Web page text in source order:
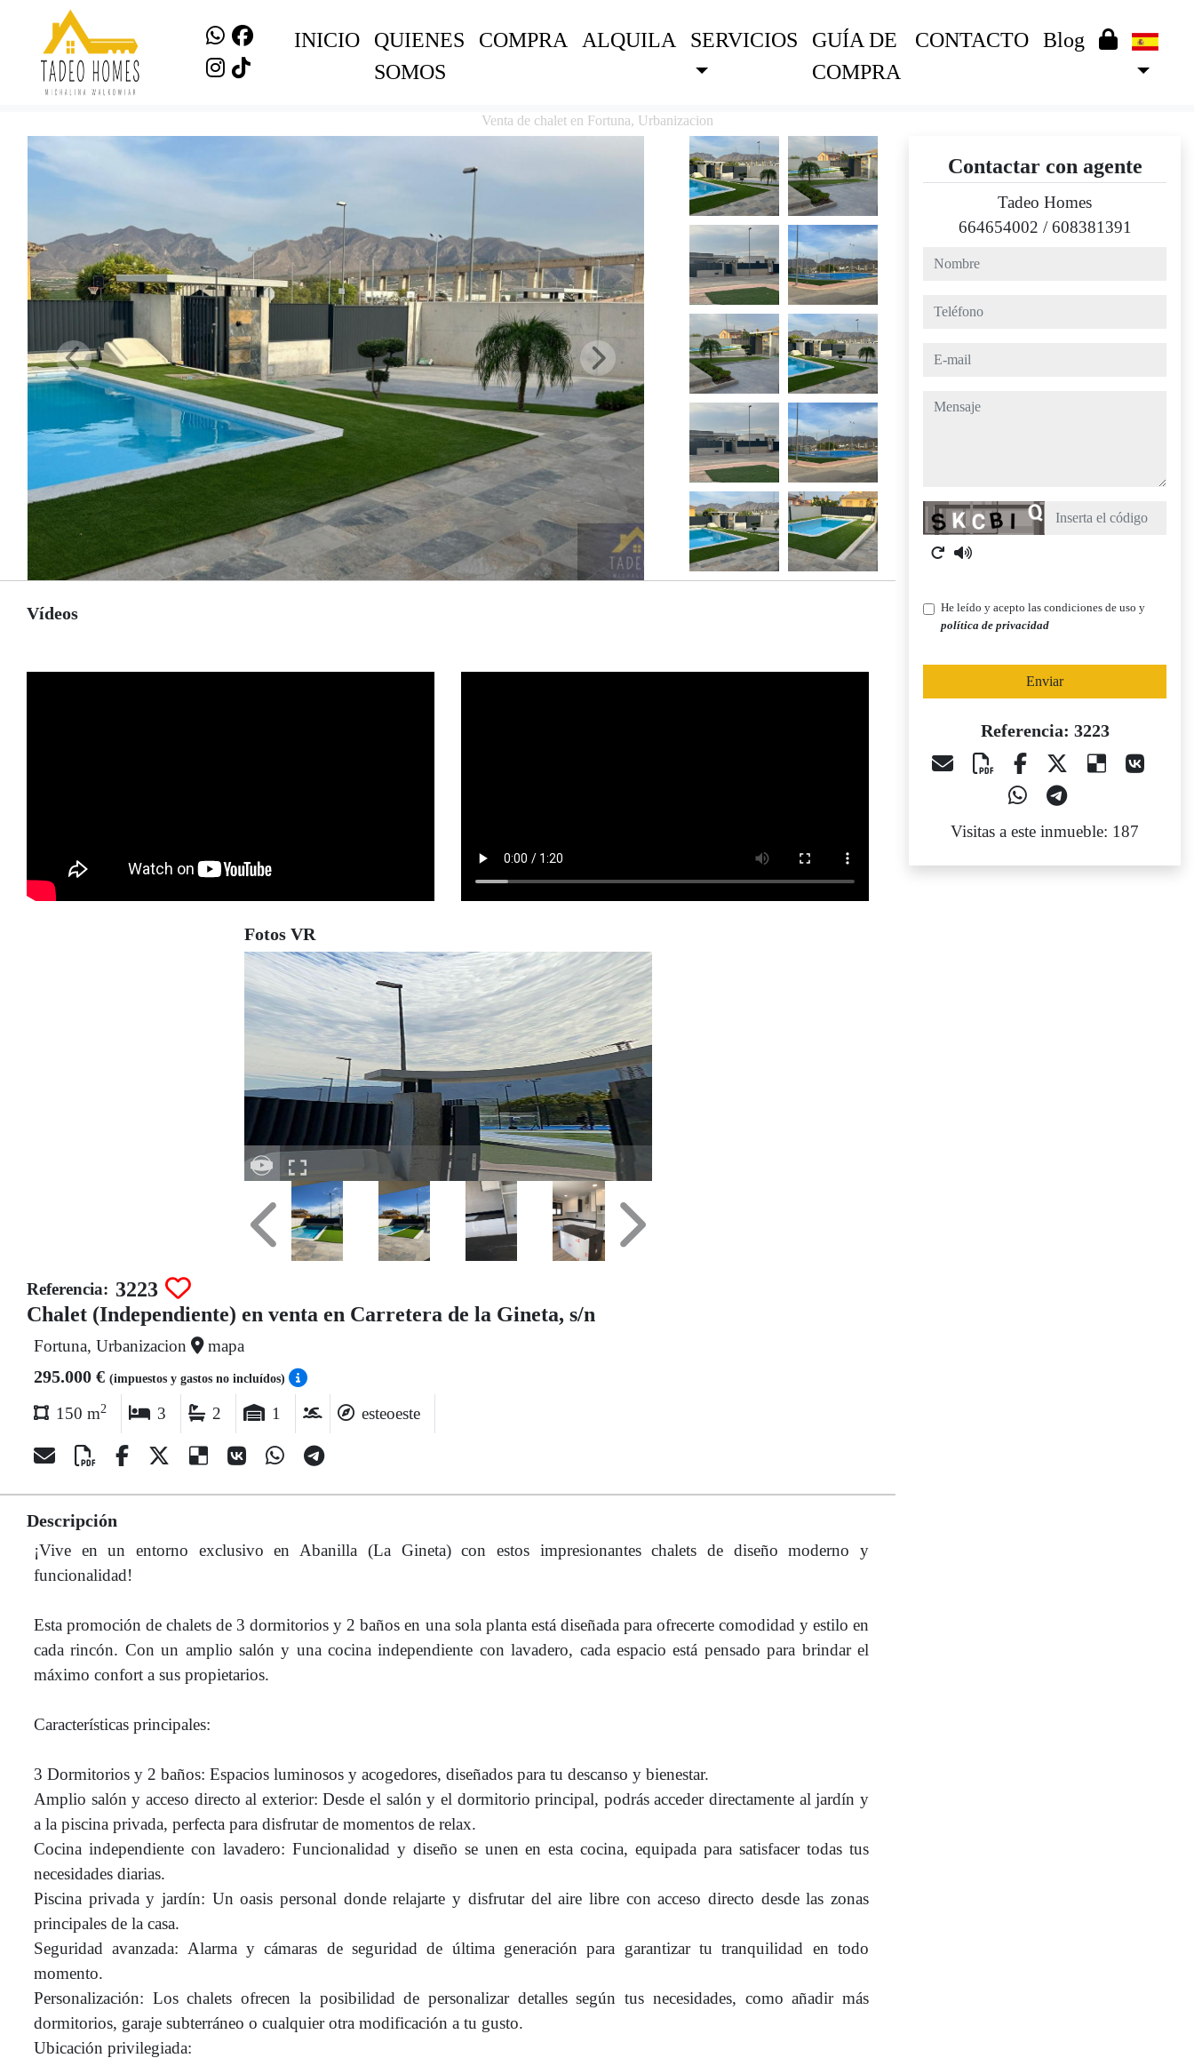
INICIO
QUIENES
SOMOS
COMPRA ALQUILA SERVICIOS
GUÍA DE
COMPRA
CONTACTO Blog
Venta de chalet en Fortuna, Urbanizacion
Vídeos
Fotos VR
Previous Next
Referencia: 3223
Chalet (Independiente) en venta en Carretera de la Gineta, s/n
Fortuna, Urbanizacion mapa
295.000 € (impuestos y gastos no incluídos)
150 m2 3 2 1 esteoeste
Descripción
¡Vive en un entorno exclusivo en Abanilla (La Gineta) con estos impresionantes chalets de diseño moderno y
funcionalidad!
Esta promoción de chalets de 3 dormitorios y 2 baños en una sola planta está diseñada para ofrecerte comodidad y estilo en
cada rincón. Con un amplio salón y una cocina independiente con lavadero, cada espacio está pensado para brindar el
máximo confort a sus propietarios.
Características principales:
3 Dormitorios y 2 baños: Espacios luminosos y acogedores, diseñados para tu descanso y bienestar.
Amplio salón y acceso directo al exterior: Desde el salón y el dormitorio principal, podrás acceder directamente al jardín y
a la piscina privada, perfecta para disfrutar de momentos de relax.
Cocina independiente con lavadero: Funcionalidad y diseño se unen en esta cocina, equipada para satisfacer todas tus
necesidades diarias.
Piscina privada y jardín: Un oasis personal donde relajarte y disfrutar del aire libre con acceso directo desde las zonas
principales de la casa.
Seguridad avanzada: Alarma y cámaras de seguridad de última generación para garantizar tu tranquilidad en todo
momento.
Personalización: Los chalets ofrecen la posibilidad de personalizar detalles según tus necesidades, como añadir más
dormitorios, garaje subterráneo o cualquier otra modificación a tu gusto.
Ubicación privilegiada:
Contactar con agente
Tadeo Homes
664654002 /608381391
nombre
teléfono
e-mail
mensaje
Captcha
He leído y acepto las condiciones de uso y
política de privacidad
Enviar
Referencia: 3223
Visitas a este inmueble: 187